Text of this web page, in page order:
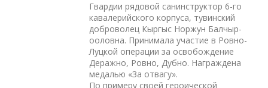
Гвардии рядовой санинструктор 6-го
кавалерийского корпуса, тувинский
доброволец Кыргыс Норжун Балчыр-
ооловна. Принимала участие в Ровно-
Луцкой операции за освобождение
Деражно, Ровно, Дубно. Награждена
медалью «За отвагу».
По примеру своей героической